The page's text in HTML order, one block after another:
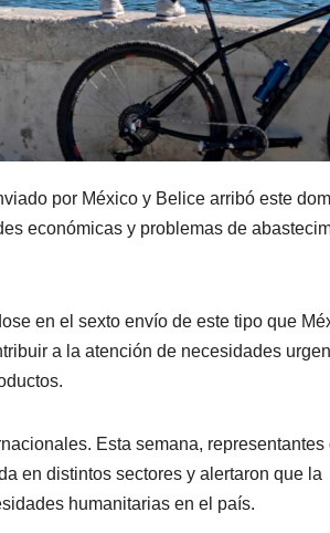
por México y Belice arribó este
económicas y problemas de
en el sexto envío de este tipo que
a la atención de necesidades
Esta semana, representantes
en distintos sectores y alertaron que la
humanitarias en el país.